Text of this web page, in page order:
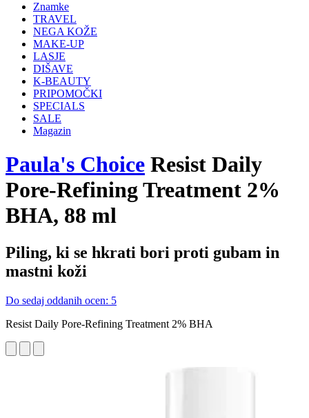
Znamke
TRAVEL
NEGA KOŽE
MAKE-UP
LASJE
DIŠAVE
K-BEAUTY
PRIPOMOČKI
SPECIALS
SALE
Magazin
Paula's Choice Resist Daily
Pore-Refining Treatment 2%
BHA, 88 ml
Piling, ki se hkrati bori proti gubam in
mastni koži
Do sedaj oddanih ocen: 5
Resist Daily Pore-Refining Treatment 2% BHA